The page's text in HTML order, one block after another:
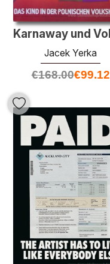
Jacek Yerka
€168.00€99.12